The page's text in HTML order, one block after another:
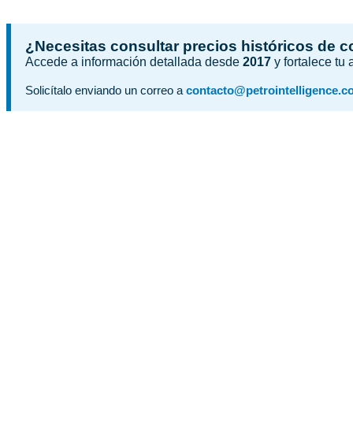
¿Necesitas consultar precios históricos de
Accede a información detallada desde 2017 y fortalece tu
Solicítalo enviando un correo a